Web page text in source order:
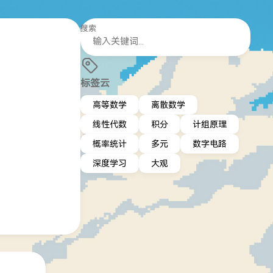
搜索
标签云
高等数学
离散数学
线性代数
积分
计组原理
概率统计
多元
数字电路
深度学习
大观